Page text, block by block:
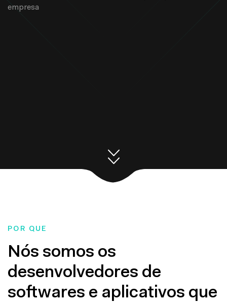
empresa
POR QUE
Nós somos os
desenvolvedores de
softwares e aplicativos que